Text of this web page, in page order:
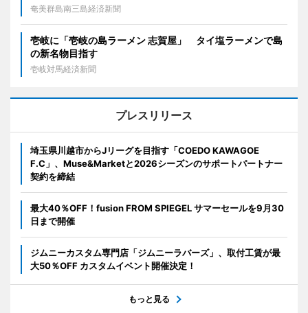
奄美群島南三島経済新聞
壱岐に「壱岐の島ラーメン 志賀屋」 タイ塩ラーメンで島
の新名物目指す
壱岐対馬経済新聞
プレスリリース
埼玉県川越市からJリーグを目指す「COEDO KAWAGOE
F.C」、Muse&Marketと2026シーズンのサポートパートナー
契約を締結
最大40％OFF！fusion FROM SPIEGEL サマーセールを9月30
日まで開催
ジムニーカスタム専門店「ジムニーラバーズ」、取付工賃が最
大50％OFF カスタムイベント開催決定！
もっと見る